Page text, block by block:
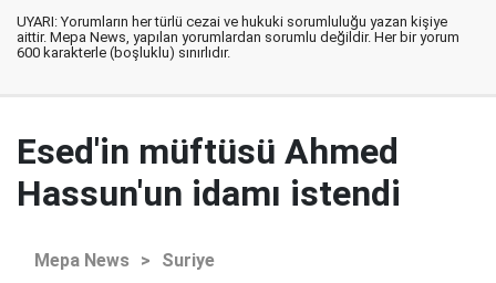
UYARI: Yorumların her türlü cezai ve hukuki sorumluluğu yazan kişiye
aittir. Mepa News, yapılan yorumlardan sorumlu değildir. Her bir yorum
600 karakterle (boşluklu) sınırlıdır.
Esed'in müftüsü Ahmed
Hassun'un idamı istendi
Mepa News > Suriye